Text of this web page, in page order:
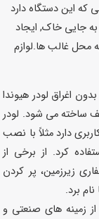
که این دستگاه دارد
به جایی خاک, ایجاد
محل غالب ها.لوازم
اغراق لودر هیوندا
ساخته می شود. لودر
دارد مثلاً با نصب
کرد. از برخی از
زیرزمین، پر کردن
برد.
زمینه های صنعتی و